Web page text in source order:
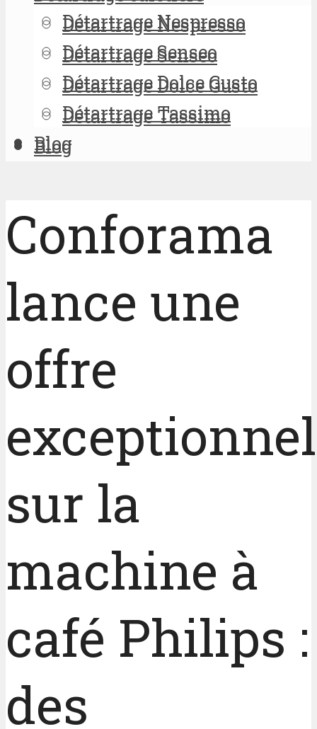
Détartrage Nespresso
Détartrage Senseo
Détartrage Dolce Gusto
Détartrage Tassimo
Blog
Détartrage Nespresso
Détartrage Senseo
Détartrage Dolce Gusto
Détartrage Tassimo
Blog
Conforama
lance une
offre
sur la
machine à
café Philips :
des